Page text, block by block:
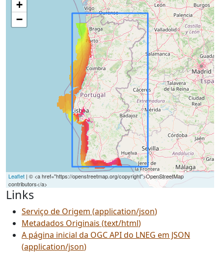
+
−
Leaflet | © <a href="https://openstreetmap.org/copyright">OpenStreetMap
contributors</a>
Links
Serviço de Origem (application/json)
Metadados Originais (text/html)
A página inicial da OGC API do LNEG em JSON
(application/json)